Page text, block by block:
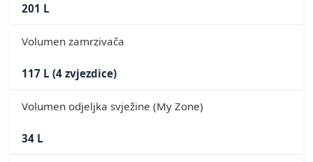
201 L
Volumen zamrzivača
117 L (4 zvjezdice)
Volumen odjeljka svježine (My Zone)
34 L